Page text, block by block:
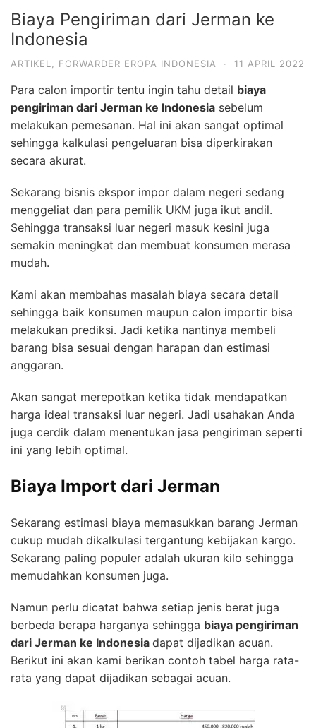
Biaya Pengiriman dari Jerman ke
Indonesia
ARTIKEL FORWARDER EROPA INDONESIA · 11 APRIL 2022
Para calon importir tentu ingin tahu detail biaya
pengiriman dari Jerman ke Indonesia sebelum
melakukan pemesanan. Hal ini akan sangat optimal
sehingga kalkulasi pengeluaran bisa diperkirakan
secara akurat.
Sekarang bisnis ekspor impor dalam negeri sedang
menggeliat dan para pemilik UKM juga ikut andil.
Sehingga transaksi luar negeri masuk kesini juga
semakin meningkat dan membuat konsumen merasa
mudah.
Kami akan membahas masalah biaya secara detail
sehingga baik konsumen maupun calon importir bisa
melakukan prediksi. Jadi ketika nantinya membeli
barang bisa sesuai dengan harapan dan estimasi
anggaran.
Akan sangat merepotkan ketika tidak mendapatkan
harga ideal transaksi luar negeri. Jadi usahakan Anda
juga cerdik dalam menentukan jasa pengiriman seperti
ini yang lebih optimal.
Biaya Import dari Jerman
Sekarang estimasi biaya memasukkan barang Jerman
cukup mudah dikalkulasi tergantung kebijakan kargo.
Sekarang paling populer adalah ukuran kilo sehingga
memudahkan konsumen juga.
Namun perlu dicatat bahwa setiap jenis berat juga
berbeda berapa harganya sehingga biaya pengiriman
dari Jerman ke Indonesia dapat dijadikan acuan.
Berikut ini akan kami berikan contoh tabel harga rata-
rata yang dapat dijadikan sebagai acuan.